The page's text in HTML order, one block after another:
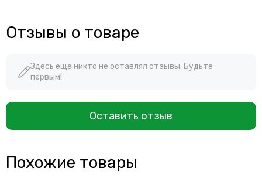
Отзывы о товаре
Здесь еще никто не оставлял отзывы. Будьте
первым!
Оставить отзыв
Похожие товары